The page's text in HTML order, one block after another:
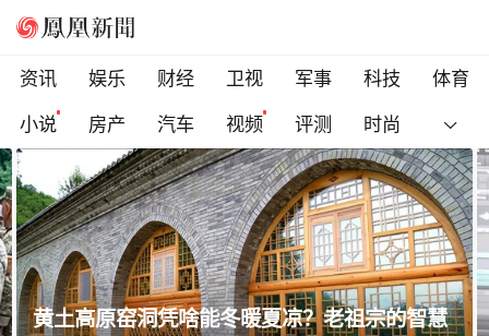
资讯 娱乐 财经 卫视 军事 科技
体育
小说
房产 汽车 视频 评测 时尚